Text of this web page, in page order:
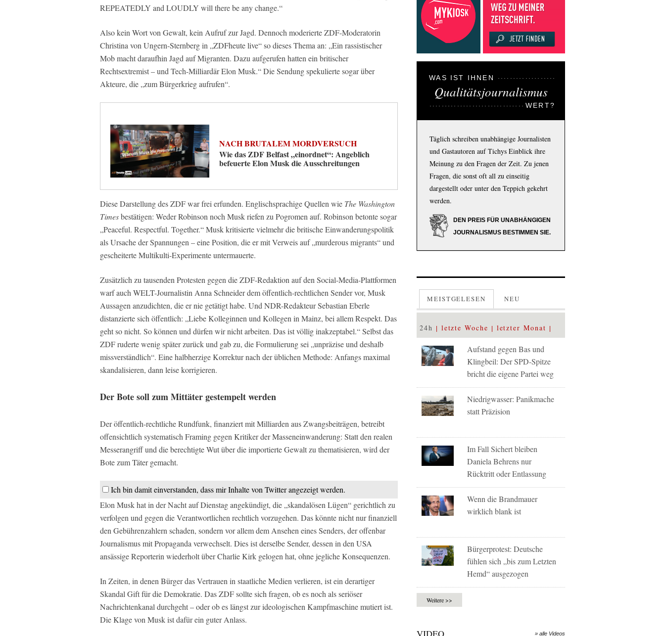
REPEATEDLY and LOUDLY will there be any change.“
Also kein Wort von Gewalt, kein Aufruf zur Jagd. Dennoch moderierte ZDF-Moderatorin
Christina von Ungern-Sternberg in „ZDFheute live“ so dieses Thema an: „Ein rassistischer
Mob macht daraufhin Jagd auf Migranten. Dazu aufgerufen hatten ein britischer
Rechtsextremist – und Tech-Milliardär Elon Musk.“ Die Sendung spekulierte sogar über
Akteure, die „zum Bürgerkrieg aufrufen“.
NACH BRUTALEM MORDVERSUCH
Wie das ZDF Belfast „einordnet“: Angeblich
befeuerte Elon Musk die Ausschreitungen
Diese Darstellung des ZDF war frei erfunden. Englischsprachige Quellen wie The Washington
Timesbestätigen: Weder Robinson noch Musk riefen zu Pogromen auf. Robinson betonte sogar
„Peaceful. Respectful. Together.“ Musk kritisierte vielmehr die britische Einwanderungspolitik
als Ursache der Spannungen – eine Position, die er mit Verweis auf „murderous migrants“ und
gescheiterte Multikulti-Experimente untermauerte.
Zusätzlich zu tausenden Protesten gegen die ZDF-Redaktion auf den Social-Media-Plattformen
warf auch WELT-Journalistin Anna Schneider dem öffentlich-rechtlichen Sender vor, Musk
Aussagen anzudichten, die er nie getätigt habe. Und NDR-Redakteur Sebastian Eberle
distanzierte sich öffentlich: „Liebe Kolleginnen und Kollegen in Mainz, bei allem Respekt. Das
geht so nicht. So können und dürfen wir nicht arbeiten. Das ist völlig inakzeptabel.“ Selbst das
ZDF ruderte wenig später zurück und gab zu, die Formulierung sei „unpräzise und deshalb
missverständlich“. Eine halbherzige Korrektur nach der üblichen Methode: Anfangs maximal
skandalisieren, dann leise korrigieren.
Der Bote soll zum Mittäter gestempelt werden
Der öffentlich-rechtliche Rundfunk, finanziert mit Milliarden aus Zwangsbeiträgen, betreibt
offensichtlich systematisch Framing gegen Kritiker der Masseneinwanderung: Statt den realen
Messerangriff und die berechtigte Wut über die importierte Gewalt zu thematisieren, wird der
Bote zum Täter gemacht.
Ich bin damit einverstanden, dass mir Inhalte von Twitter angezeigt werden.
Elon Musk hat in der Nacht auf Dienstag angekündigt, die „skandalösen Lügen“ gerichtlich zu
verfolgen und gegen die Verantwortlichen rechtlich vorzugehen. Das könnte nicht nur finanziell
den Gebührenzahlern schaden, sondern vor allem dem Ansehen eines Senders, der offenbar
Journalismus mit Propaganda verwechselt. Dies ist derselbe Sender, dessen in den USA
ansässige Reporterin wiederholt über Charlie Kirk gelogen hat, ohne jegliche Konsequenzen.
In Zeiten, in denen Bürger das Vertrauen in staatliche Medien verlieren, ist ein derartiger
Skandal Gift für die Demokratie. Das ZDF sollte sich fragen, ob es noch als seriöser
Nachrichtenkanal durchgeht – oder ob es längst zur ideologischen Kampfmaschine mutiert ist.
Die Klage von Musk ist dafür ein guter Anlass.
WAS IST IHNEN
Qualitätsjournalismus
WERT?
Täglich schreiben unabhängige Journalisten
und Gastautoren auf Tichys Einblick ihre
Meinung zu den Fragen der Zeit. Zu jenen
Fragen, die sonst oft all zu einseitig
dargestellt oder unter den Teppich gekehrt
werden.
DEN PREIS FÜR UNABHÄNGIGEN
JOURNALISMUS BESTIMMEN SIE.
MEISTGELESEN NEU
24h letzte Woche letzter Monat
Aufstand gegen Bas und
Klingbeil: Der SPD-Spitze
bricht die eigene Partei weg
Niedrigwasser: Panikmache
statt Präzision
Im Fall Sichert bleiben
Daniela Behrens nur
Rücktritt oder Entlassung
Wenn die Brandmauer
wirklich blank ist
Bürgerprotest: Deutsche
fühlen sich „bis zum Letzten
Hemd“ ausgezogen
Weitere >>
VIDEO » alle Videos